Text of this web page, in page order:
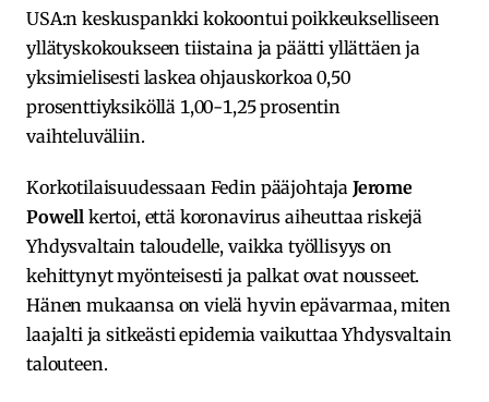
USA:n keskuspankki kokoontui poikkeukselliseen
yllätyskokoukseen tiistaina ja päätti yllättäen ja
yksimielisesti laskea ohjauskorkoa 0,50
prosenttiyksiköllä 1,00-1,25 prosentin
vaihteluväliin.
Korkotilaisuudessaan Fedin pääjohtaja Jerome
Powell kertoi, että koronavirus aiheuttaa riskejä
Yhdysvaltain taloudelle, vaikka työllisyys on
kehittynyt myönteisesti ja palkat ovat nousseet.
Hänen mukaansa on vielä hyvin epävarmaa, miten
laajalti ja sitkeästi epidemia vaikuttaa Yhdysvaltain
talouteen.